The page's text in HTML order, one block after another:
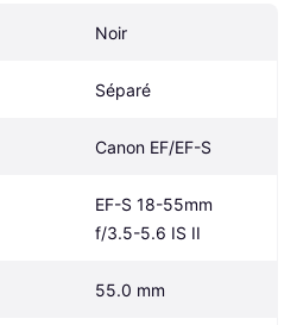
Noir
Séparé
Canon EF/EF-S
EF-S 18-55mm
f/3.5-5.6 IS II
55.0 mm